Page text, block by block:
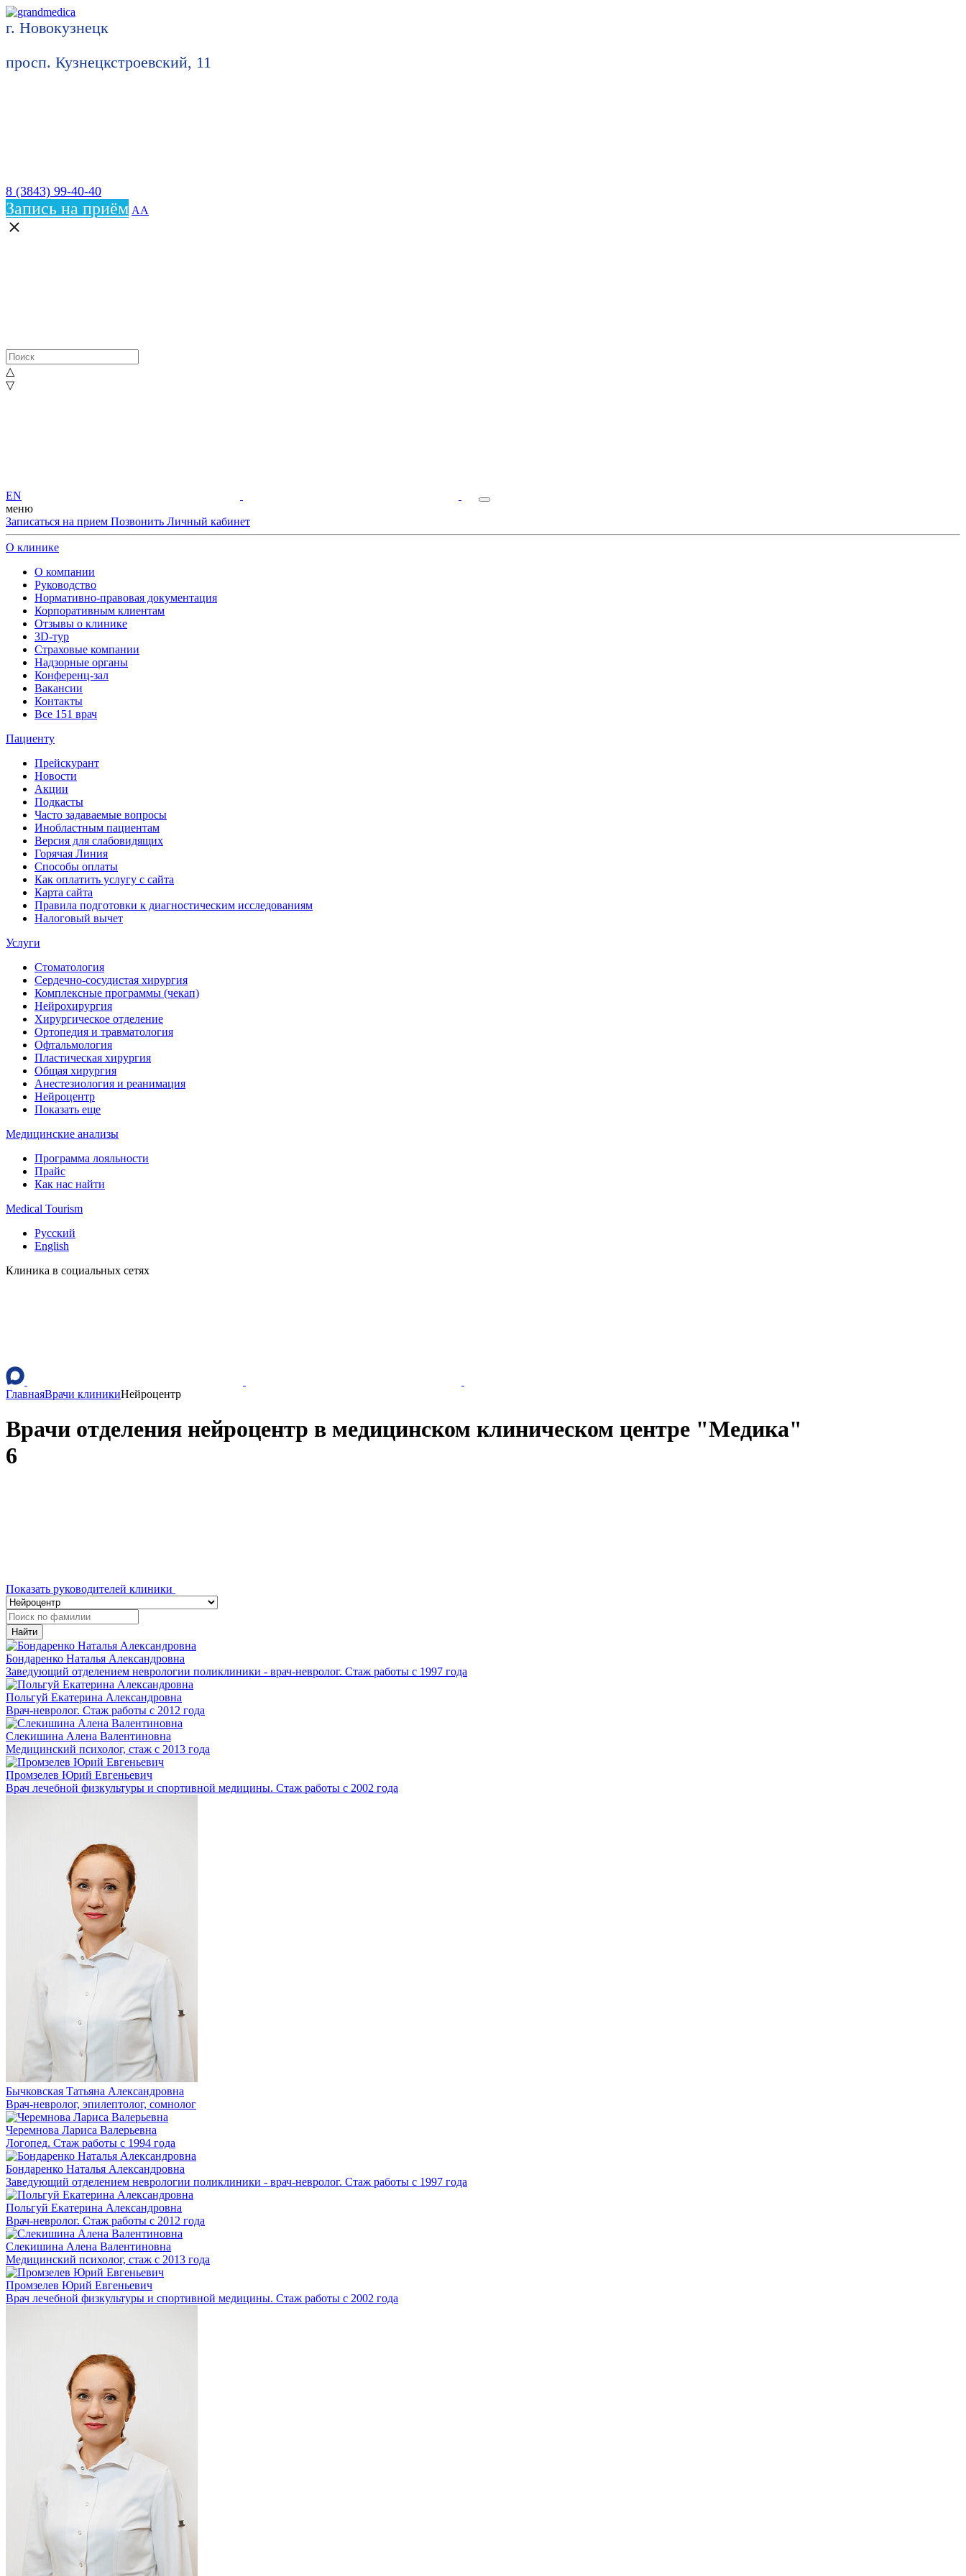
г. Новокузнецк
просп. Кузнецкстроевский, 11
8 (3843) 99-40-40
Запись на приём АА
△
▽
EN
меню
Записаться на прием Позвонить Личный кабинет
О клинике
О компании
Руководство
Нормативно-правовая документация
Корпоративным клиентам
Отзывы о клинике
3D-тур
Страховые компании
Надзорные органы
Конференц-зал
Вакансии
Контакты
Все 151 врач
Пациенту
Прейскурант
Новости
Акции
Подкасты
Часто задаваемые вопросы
Инобластным пациентам
Версия для слабовидящих
Горячая Линия
Способы оплаты
Как оплатить услугу с сайта
Карта сайта
Правила подготовки к диагностическим исследованиям
Налоговый вычет
Услуги
Стоматология
Сердечно-сосудистая хирургия
Комплексные программы (чекап)
Нейрохирургия
Хирургическое отделение
Ортопедия и травматология
Офтальмология
Пластическая хирургия
Общая хирургия
Анестезиология и реанимация
Нейроцентр
Показать еще
Медицинские анализы
Программа лояльности
Прайс
Как нас найти
Medical Tourism
Русский
English
Клиника в социальных сетях
ГлавнаяВрачи клиникиНейроцентр
Врачи отделения нейроцентр в медицинском клиническом центре "Медика"
6
Показать руководителей клиники
Найти
Бондаренко Наталья Александровна
Заведующий отделением неврологии поликлиники - врач-невролог. Стаж работы с 1997 года
Польгуй Екатерина Александровна
Врач-невролог. Стаж работы с 2012 года
Слекишина Алена Валентиновна
Медицинский психолог, стаж с 2013 года
Промзелев Юрий Евгеньевич
Врач лечебной физкультуры и спортивной медицины. Стаж работы с 2002 года
Бычковская Татьяна Александровна
Врач-невролог, эпилептолог, сомнолог
Черемнова Лариса Валерьевна
Логопед. Стаж работы с 1994 года
Бондаренко Наталья Александровна
Заведующий отделением неврологии поликлиники - врач-невролог. Стаж работы с 1997 года
Польгуй Екатерина Александровна
Врач-невролог. Стаж работы с 2012 года
Слекишина Алена Валентиновна
Медицинский психолог, стаж с 2013 года
Промзелев Юрий Евгеньевич
Врач лечебной физкультуры и спортивной медицины. Стаж работы с 2002 года